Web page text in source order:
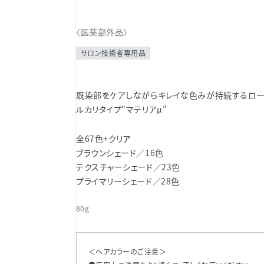
〈医薬部外品〉
サロン技術者専用品
既染部をケアしながらキレイな色みが持続するロ
ルカリタイプ“マテリアµ”
全67色+クリア
ブラウンシェード／16色
テクスチャーシェード／23色
プライマリーシェード／28色
80g
＜ヘアカラーのご注意＞